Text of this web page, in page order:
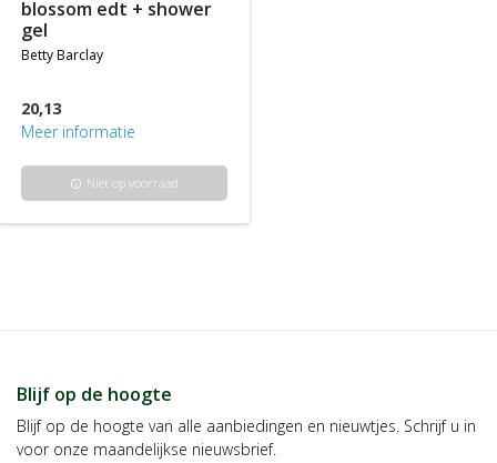
blossom edt + shower
gel
betty barclay
20,13
Meer informatie
info Niet op voorraad
Blijf op de hoogte
Blijf op de hoogte van alle aanbiedingen en nieuwtjes. Schrijf u in
voor onze maandelijkse nieuwsbrief.